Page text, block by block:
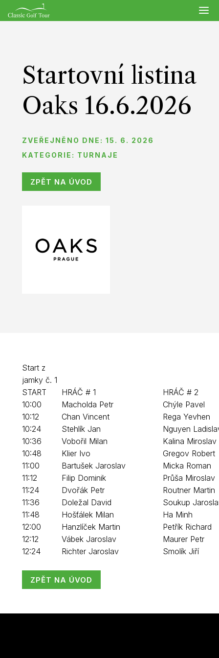
Startovní listina
Oaks 16.6.2026
ZVEŘEJNĚNO DNE: 15. 6. 2026
KATEGORIE: TURNAJE
ZPĚT NA ÚVOD
Start z
jamky č. 1
START
HRÁČ # 1
HRÁČ # 2
10:00
Macholda Petr
Chýle Pavel
10:12
Chan Vincent
Rega Yevhen
10:24
Stehlík Jan
Nguyen
10:36
Vobořil Milan
Kalina Miroslav
10:48
Klier Ivo
Gregov Robert
11:00
Bartušek Jaroslav
Micka Roman
11:12
Filip Dominik
Průša Miroslav
11:24
Dvořák Petr
Routner Martin
11:36
Doležal David
Soukup
11:48
Hošťálek Milan
Ha Minh
12:00
Hanzlíček Martin
Petřík Richard
12:12
Vábek Jaroslav
Maurer Petr
12:24
Richter Jaroslav Smolík Jiří
ZPĚT NA ÚVOD